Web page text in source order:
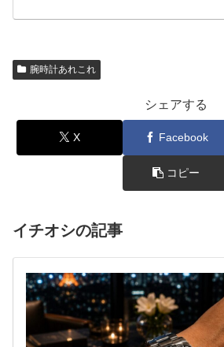
腕時計あれこれ
シェアする
X Facebook
コピー
イチオシの記事